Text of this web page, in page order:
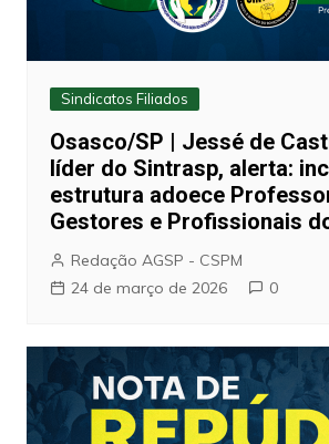
Sindicatos Filiados
Osasco/SP | Jessé de
líder do Sintrasp, alerta:
estrutura adoece
Gestores e Profissionais
Redação AGSP - CSPM
24 de março de 2026
0